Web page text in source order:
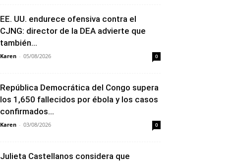
EE. UU. endurece ofensiva contra el
CJNG: director de la DEA advierte que
también...
Karen - 05/08/2026 0
República Democrática del Congo supera
los 1,650 fallecidos por ébola y los casos
confirmados...
Karen - 03/08/2026 0
Julieta Castellanos considera que